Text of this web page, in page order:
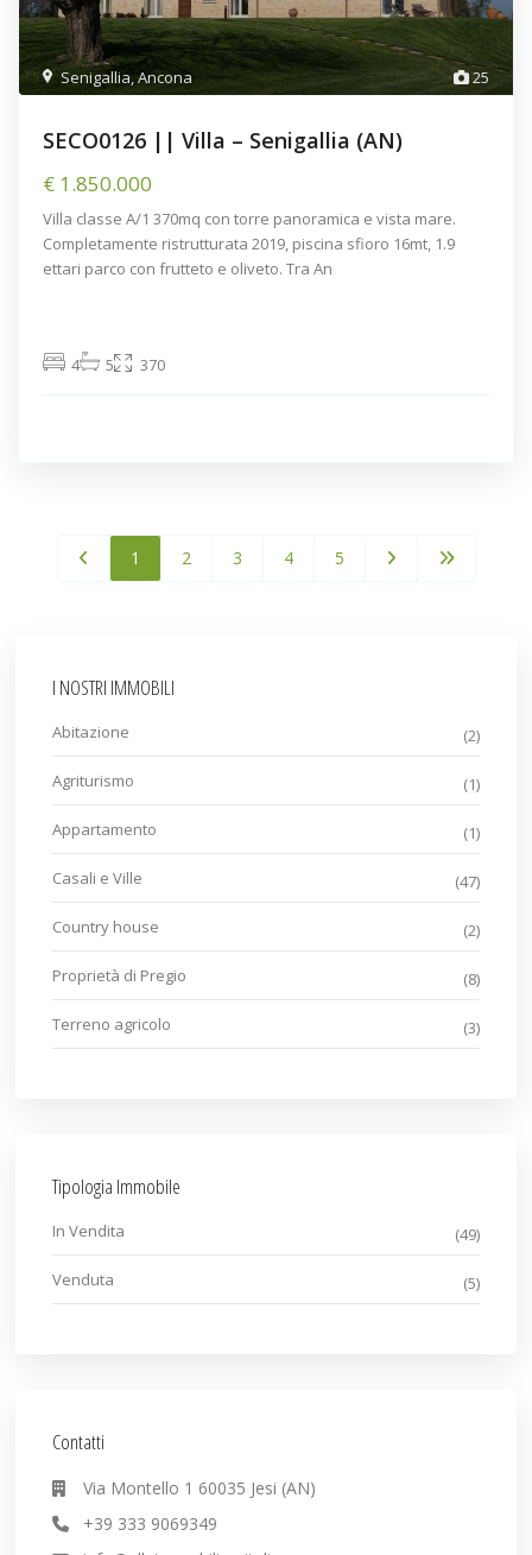
25
Senigallia,Ancona
SECO0126 || Villa – Senigallia (AN)
€ 1.850.000
Villa classe A/1 370mq con torre panoramica e vista mare.
Completamente ristrutturata 2019, piscina sfioro 16mt, 1.9
ettari parco con frutteto e oliveto. Tra An
4 5 370
1 2 3 4 5
I NOSTRI IMMOBILI
Abitazione (2)
Agriturismo (1)
Appartamento (1)
Casali e Ville (47)
Country house (2)
Proprietà di Pregio (8)
Terreno agricolo (3)
Tipologia Immobile
In Vendita (49)
Venduta (5)
Contatti
Via Montello 1 60035 Jesi (AN)
+39 333 9069349